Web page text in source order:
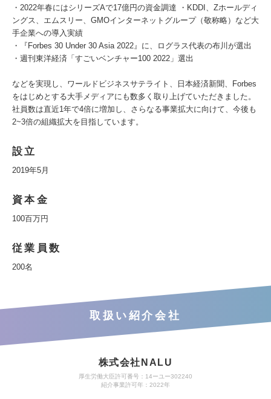
・2022年春にはシリーズAで17億円の資金調達 ・KDDI、Zホールディ
ングス、エムスリー、GMOインターネットグループ（敬称略）など大
手企業への導入実績
・『Forbes 30 Under 30 Asia 2022』に、ログラス代表の布川が選出
・週刊東洋経済「すごいベンチャー100 2022」選出
などを実現し、ワールドビジネスサテライト、日本経済新聞、Forbes
をはじめとする大手メディアにも数多く取り上げていただきました。
社員数は直近1年で4倍に増加し、さらなる事業拡大に向けて、今後も
2~3倍の組織拡大を目指しています。
設立
2019年5月
資本金
100百万円
従業員数
200名
取扱い紹介会社
株式会社NALU
厚生労働大臣許可番号：14ーユー302240
紹介事業許可年：2022年